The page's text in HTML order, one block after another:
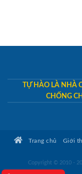
TỰ HÀO LÀ NHÀ
CHỐNG
Trang chủ Giới
Copyright © 2010 -